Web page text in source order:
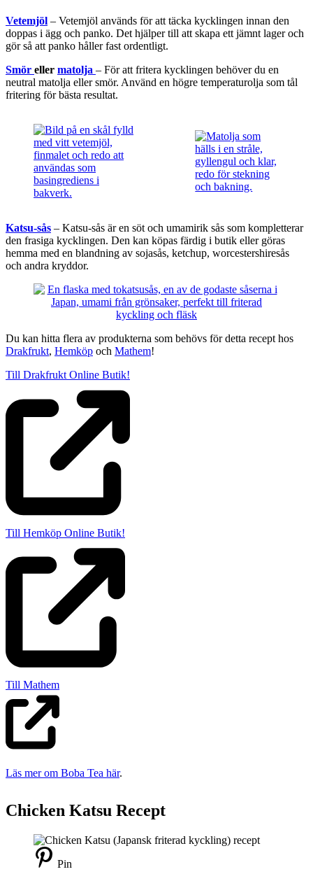
Vetemjöl – Vetemjöl används för att täcka kycklingen innan den
doppas i ägg och panko. Det hjälper till att skapa ett jämnt lager och
gör så att panko håller fast ordentligt.
Smör eller matolja – För att fritera kycklingen behöver du en
neutral matolja eller smör. Använd en högre temperaturolja som tål
fritering för bästa resultat.
Katsu-sås – Katsu-sås är en söt och umamirik sås som kompletterar
den frasiga kycklingen. Den kan köpas färdig i butik eller göras
hemma med en blandning av sojasås, ketchup, worcestershiresås
och andra kryddor.
Du kan hitta flera av produkterna som behövs för detta recept hos
Drakfrukt, Hemköp och Mathem!
Till Drakfrukt Online Butik!
Till Hemköp Online Butik!
Till Mathem
Läs mer om Boba Tea här.
Chicken Katsu Recept
Pin